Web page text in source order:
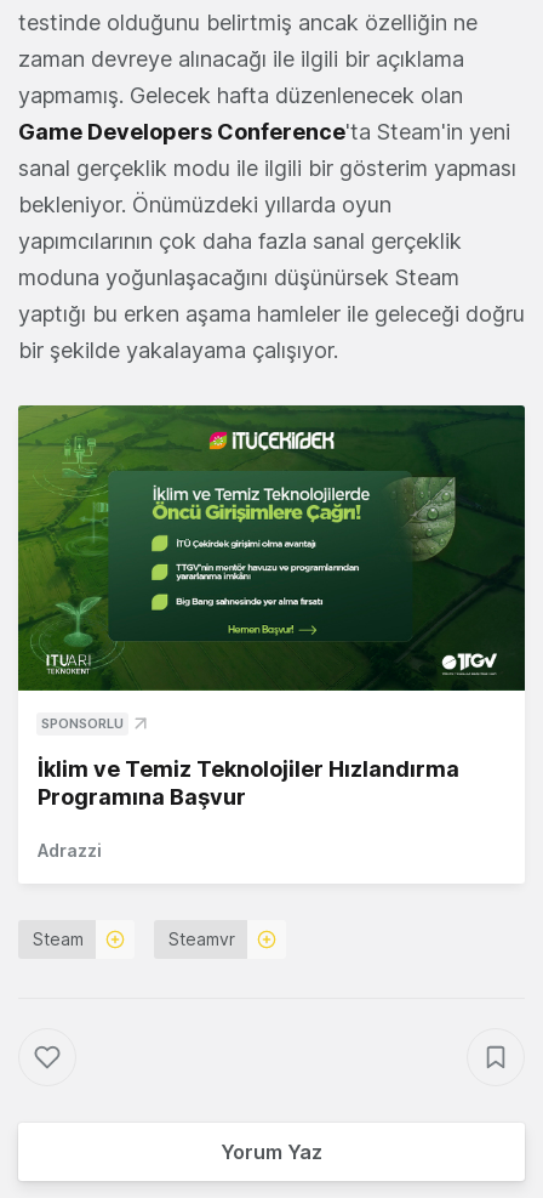
testinde olduğunu belirtmiş ancak özelliğin ne
zaman devreye alınacağı ile ilgili bir açıklama
yapmamış. Gelecek hafta düzenlenecek olan
Game Developers Conference'ta Steam'in yeni
sanal gerçeklik modu ile ilgili bir gösterim yapması
bekleniyor. Önümüzdeki yıllarda oyun
yapımcılarının çok daha fazla sanal gerçeklik
moduna yoğunlaşacağını düşünürsek Steam
yaptığı bu erken aşama hamleler ile geleceği doğru
bir şekilde yakalayama çalışıyor.
SPONSORLU
İklim ve Temiz Teknolojiler Hızlandırma
Programına Başvur
Adrazzi
Steam Steamvr
Yorum Yaz